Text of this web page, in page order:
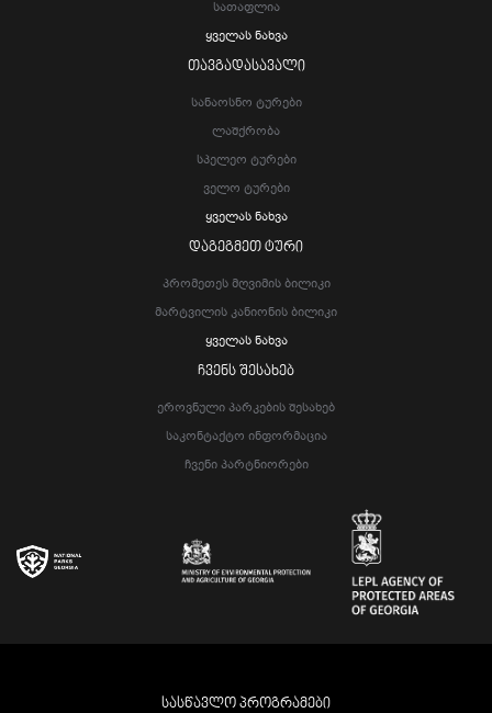
Სათაფლია
Ყველას Ნახვა
ᲗᲐᲕᲒᲐᲓᲐᲡᲐᲕᲐᲚᲘ
Სანაოსნო Ტურები
Ლაშქრობა
Სპელეო Ტურები
Ველო Ტურები
Ყველას Ნახვა
ᲓᲐᲒᲔᲒᲛᲔᲗ ᲢᲣᲠᲘ
Პრომეთეს Მღვიმის Ბილიკი
Მარტვილის Კანიონის Ბილიკი
Ყველას Ნახვა
ᲩᲕᲔᲜᲡ ᲨᲔᲡᲐᲮᲔᲑ
Ეროვნული Პარკების Შესახებ
Საკონტაქტო Ინფორმაცია
Ჩვენი Პარტნიორები
ᲡᲐᲡᲬᲐᲕᲚᲝ ᲞᲠᲝᲒᲠᲐᲛᲔᲑᲘ